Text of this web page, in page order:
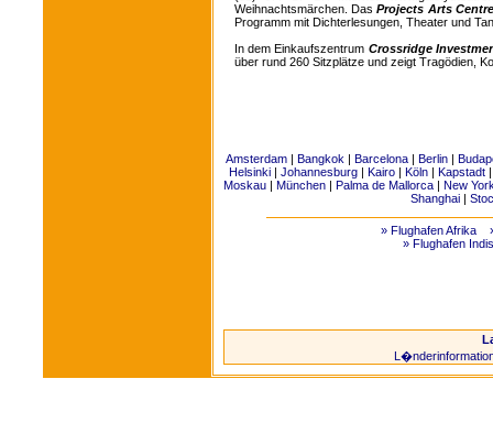
Weihnachtsmärchen. DasProjects Arts
Programm mit Dichterlesungen, Theater und
In dem Einkaufszentrum Crossridge
über rund 260 Sitzplätze und zeigt Tragödien,
Amsterdam| Bangkok | Barcelona| Berlin|
Helsinki | Johannesburg | Kairo | Köln | Kapstadt
Moskau| München| Palma de Mallorca| New
Shanghai|
» Flughafen Afrika
» Flughafen